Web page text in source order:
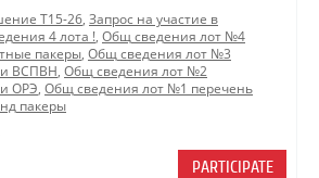
Т15-26, Запрос на участие в
4 лота !, Общ сведения лот №4
пакеры, Общ сведения лот №3
ВСПВН, Общ сведения лот №2
ОРЭ, Общ сведения лот №1 перечень
пакеры
PARTICIPATE